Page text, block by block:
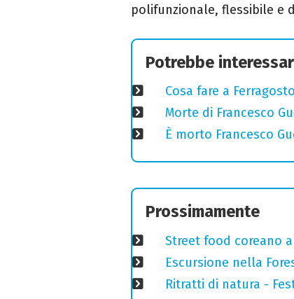
polifunzionale, flessibile e
Potrebbe
Cosa fare a
Morte di Francesco
È morto Francesco
Prossimamente
Street food coreano
Escursione nella
Ritratti di natura -